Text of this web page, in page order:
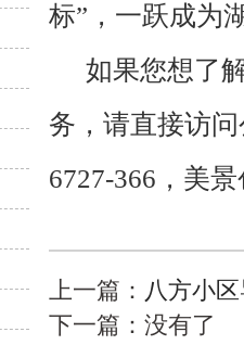
标”，一跃成为
如果您想了
务，请直接访
6727-366，美
上一篇： 八方小
下一篇：没有了